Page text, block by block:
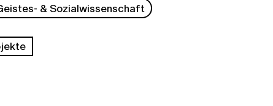
& Sozialwissenschaft